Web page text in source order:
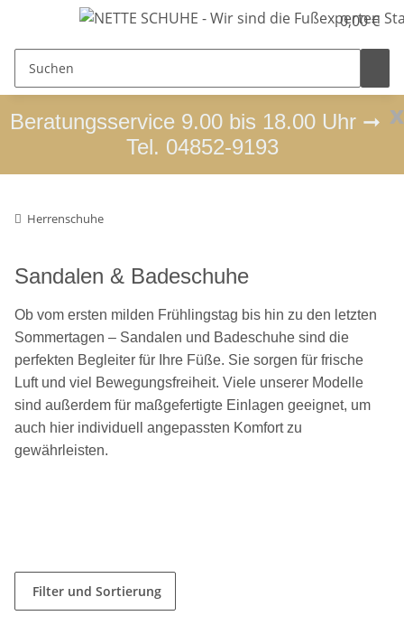
0,00 €
x
Beratungsservice 9.00 bis 18.00 Uhr ➞
Tel. 04852-9193
Herrenschuhe
Sandalen & Badeschuhe
Ob vom ersten milden Frühlingstag bis hin zu den letzten
Sommertagen – Sandalen und Badeschuhe sind die
perfekten Begleiter für Ihre Füße. Sie sorgen für frische
Luft und viel Bewegungsfreiheit. Viele unserer Modelle
sind außerdem für maßgefertigte Einlagen geeignet, um
auch hier individuell angepassten Komfort zu
gewährleisten.
Filter und Sortierung